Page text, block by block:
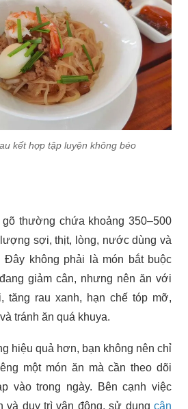
kết hợp tập luyện không béo
thường chứa khoảng 350–500
sợi, thịt, lòng, nước dùng và
Đây không phải là món bắt buộc
giảm cân, nhưng nên ăn với
tăng rau xanh, hạn chế tóp mỡ,
tránh ăn quá khuya.
hiệu quả hơn, bạn không nên chỉ
một món ăn mà cần theo dõi
vào trong ngày. Bên cạnh việc
và duy trì vận động, sử dụng cân